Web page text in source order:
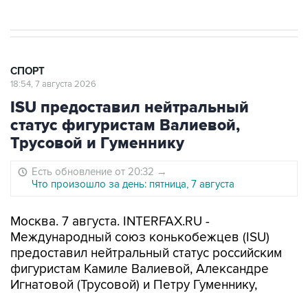
СПОРТ
18:54, 7 августа 2026
ISU предоставил нейтральный
статус фигуристам Валиевой,
Трусовой и Гуменнику
Есть обновление от 20:32 →
Что произошло за день: пятница, 7 августа
Москва. 7 августа. INTERFAX.RU -
Международный союз конькобежцев (ISU)
предоставил нейтральный статус российским
фигуристам Камиле Валиевой, Александре
Игнатовой (Трусовой) и Петру Гуменнику,